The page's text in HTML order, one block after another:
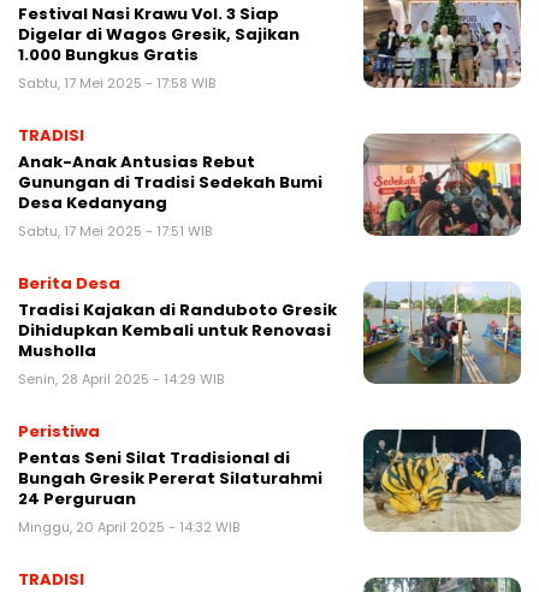
Festival Nasi Krawu Vol. 3 Siap
Digelar di Wagos Gresik, Sajikan
1.000 Bungkus Gratis
Sabtu, 17 Mei 2025 - 17:58 WIB
TRADISI
Anak-Anak Antusias Rebut
Gunungan di Tradisi Sedekah Bumi
Desa Kedanyang
Sabtu, 17 Mei 2025 - 17:51 WIB
Berita Desa
Tradisi Kajakan di Randuboto Gresik
Dihidupkan Kembali untuk Renovasi
Musholla
Senin, 28 April 2025 - 14:29 WIB
Peristiwa
Pentas Seni Silat Tradisional di
Bungah Gresik Pererat Silaturahmi
24 Perguruan
Minggu, 20 April 2025 - 14:32 WIB
TRADISI